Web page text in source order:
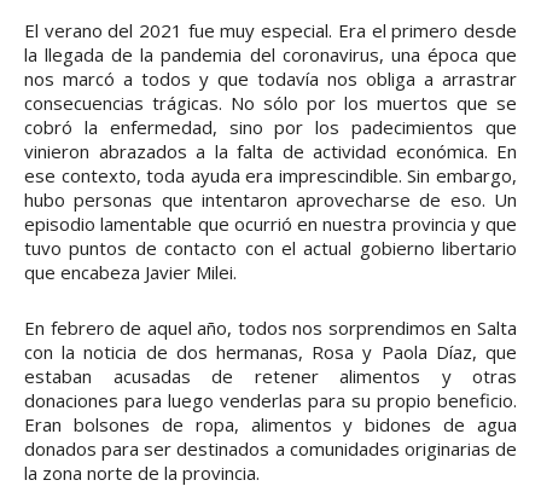
El verano del 2021 fue muy especial. Era el primero desde
la llegada de la pandemia del coronavirus, una época que
nos marcó a todos y que todavía nos obliga a arrastrar
consecuencias trágicas. No sólo por los muertos que se
cobró la enfermedad, sino por los padecimientos que
vinieron abrazados a la falta de actividad económica. En
ese contexto, toda ayuda era imprescindible. Sin embargo,
hubo personas que intentaron aprovecharse de eso. Un
episodio lamentable que ocurrió en nuestra provincia y que
tuvo puntos de contacto con el actual gobierno libertario
que encabeza Javier Milei.
En febrero de aquel año, todos nos sorprendimos en Salta
con la noticia de dos hermanas, Rosa y Paola Díaz, que
estaban acusadas de retener alimentos y otras
donaciones para luego venderlas para su propio beneficio.
Eran bolsones de ropa, alimentos y bidones de agua
donados para ser destinados a comunidades originarias de
la zona norte de la provincia.